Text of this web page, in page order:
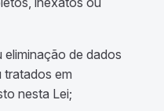
de dados
em
nesta Lei;